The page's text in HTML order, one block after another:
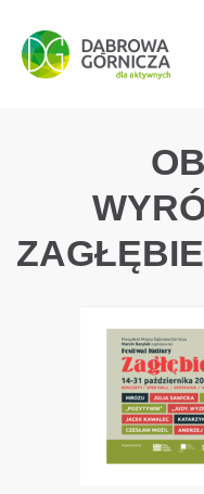
PRZEJDŹ DO
PRZEJDŹ DO
PRZEJDŹ DO